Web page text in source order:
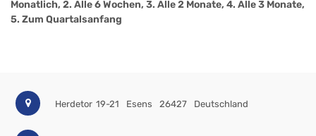
Monatlich, 2. Alle 6 Wochen, 3. Alle 2 Monate, 4. Alle 3 Monate,
5. Zum Quartalsanfang
Herdetor 19-21 Esens 26427 Deutschland